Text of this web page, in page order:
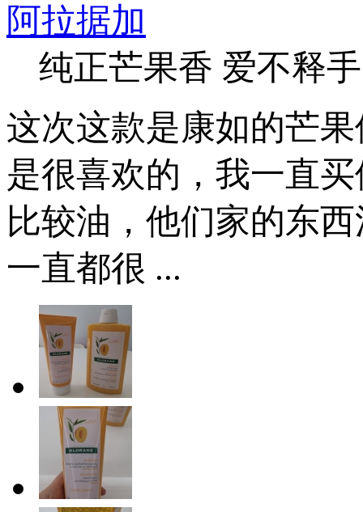
阿拉据加
纯正芒果香 爱不释手
这次这款是康如的芒
是很喜欢的，我一直
比较油，他们家的东
一直都很 ...